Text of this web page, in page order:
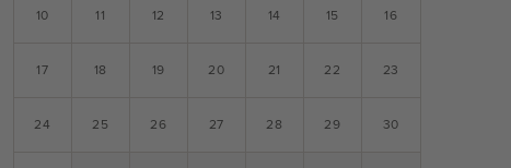
10 11 12 13 14 15 16
17 18 19 20 21 22 23
24 25 26 27 28 29 30